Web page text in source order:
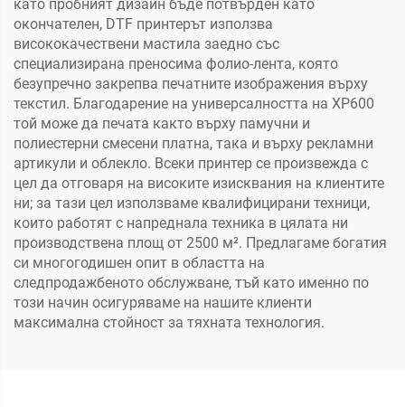
като пробният дизайн бъде потвърден като
окончателен, DTF принтерът използва
висококачествени мастила заедно със
специализирана преносима фолио-лента, която
безупречно закрепва печатните изображения върху
текстил. Благодарение на универсалността на XP600
той може да печата както върху памучни и
полиестерни смесени платна, така и върху рекламни
артикули и облекло. Всеки принтер се произвежда с
цел да отговаря на високите изисквания на клиентите
ни; за тази цел използваме квалифицирани техници,
които работят с напреднала техника в цялата ни
производствена площ от 2500 м². Предлагаме богатия
си многогодишен опит в областта на
следпродажбеното обслужване, тъй като именно по
този начин осигуряваме на нашите клиенти
максимална стойност за тяхната технология.